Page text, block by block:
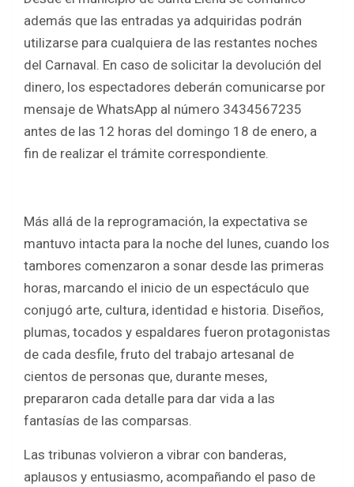
además que las entradas ya adquiridas podrán
utilizarse para cualquiera de las restantes noches
del Carnaval. En caso de solicitar la devolución del
dinero, los espectadores deberán comunicarse por
mensaje de WhatsApp al número 3434567235
antes de las 12 horas del domingo 18 de enero, a
fin de realizar el trámite correspondiente.
Más allá de la reprogramación, la expectativa se
mantuvo intacta para la noche del lunes, cuando los
tambores comenzaron a sonar desde las primeras
horas, marcando el inicio de un espectáculo que
conjugó arte, cultura, identidad e historia. Diseños,
plumas, tocados y espaldares fueron protagonistas
de cada desfile, fruto del trabajo artesanal de
cientos de personas que, durante meses,
prepararon cada detalle para dar vida a las
fantasías de las comparsas.
Las tribunas volvieron a vibrar con banderas,
aplausos y entusiasmo, acompañando el paso de